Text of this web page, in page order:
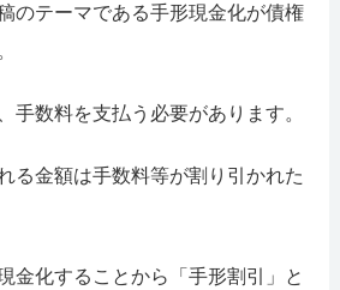
のテーマである手形現金化が債権
手数料を支払う必要があります。
る金額は手数料等が割り引かれた
金化することから「手形割引」と